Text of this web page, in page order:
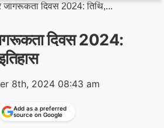
जागरूकता दिवस 2024: तिथि,...
दिवस 2024:
8th, 2024 08:43 am
Add as a preferred
source on Google